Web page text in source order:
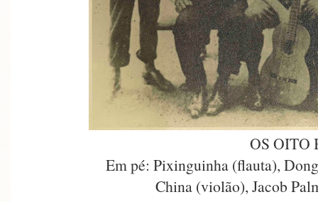
OS OITO
Em pé: Pixinguinha (flauta),
China (violão), Jacob